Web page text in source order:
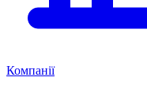
Компанії